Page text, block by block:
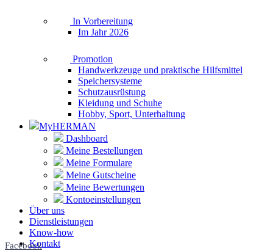
In Vorbereitung
Im Jahr 2026
Promotion
Handwerkzeuge und praktische Hilfsmittel
Speichersysteme
Schutzausrüstung
Kleidung und Schuhe
Hobby, Sport, Unterhaltung
MyHERMAN
Dashboard
Meine Bestellungen
Meine Formulare
Meine Gutscheine
Meine Bewertungen
Kontoeinstellungen
Über uns
Dienstleistungen
Know-how
Kontakt
Facebook